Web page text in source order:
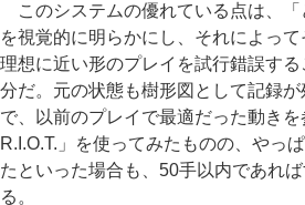
このシステムの優れている点は、「
を視覚的に明らかにし、それによっ
理想に近い形のプレイを試行錯誤す
分だ。元の状態も樹形図として記録
で、以前のプレイで最適だった動き
R.I.O.T.」を使ってみたものの、やっ
たといった場合も、50手以内であれ
る。